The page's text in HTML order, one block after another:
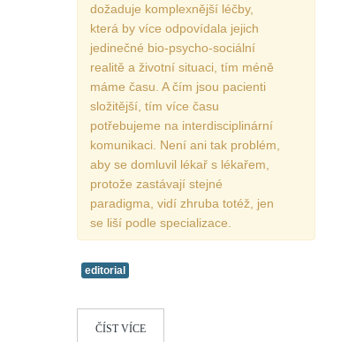
dožaduje komplexnější léčby,
která by více odpovídala jejich
jedinečné bio-psycho-sociální
realitě a životní situaci, tím méně
máme času. A čím jsou pacienti
složitější, tím více času
potřebujeme na interdisciplinární
komunikaci. Není ani tak problém,
aby se domluvil lékař s lékařem,
protože zastávají stejné
paradigma, vidí zhruba totéž, jen
se liší podle specializace.
editorial
ČÍST VÍCE